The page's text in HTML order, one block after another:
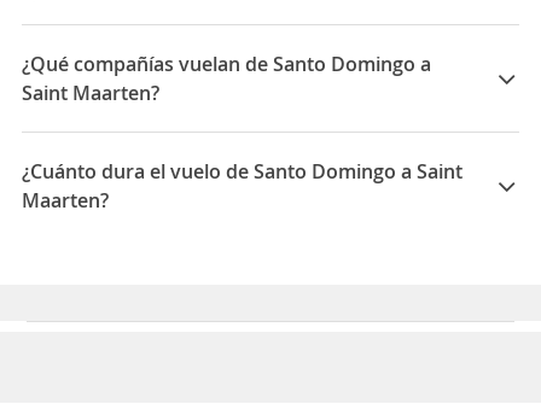
¿Qué compañías vuelan de Santo Domingo a
Saint Maarten?
Las compañías que vuelan de Santo Domingo a Saint
Maarten son: Hahn Air Businessline, Hahn Air
Technologies, APG Airlines
¿Cuánto dura el vuelo de Santo Domingo a Saint
Maarten?